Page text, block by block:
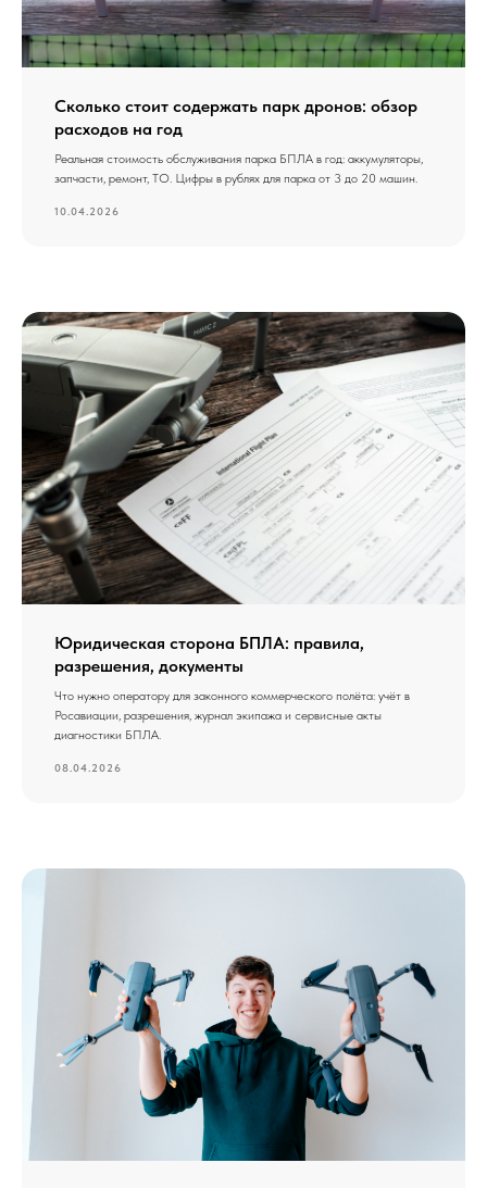
Сколько стоит содержать парк дронов: обзор
расходов на год
Реальная стоимость обслуживания парка БПЛА в год: аккумуляторы,
запчасти, ремонт, ТО. Цифры в рублях для парка от 3 до 20 машин.
10.04.2026
Юридическая сторона БПЛА: правила,
разрешения, документы
Что нужно оператору для законного коммерческого полёта: учёт в
Росавиации, разрешения, журнал экипажа и сервисные акты
диагностики БПЛА.
08.04.2026